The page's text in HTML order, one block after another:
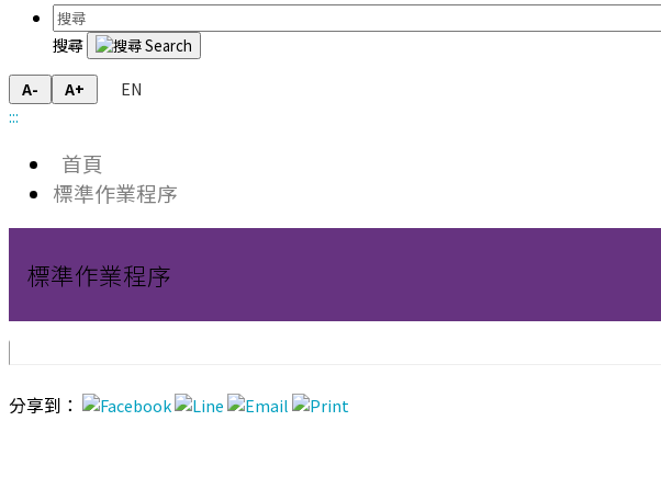
搜尋
A- A+
EN
:::
首頁
標準作業程序
標準作業程序
分享到：